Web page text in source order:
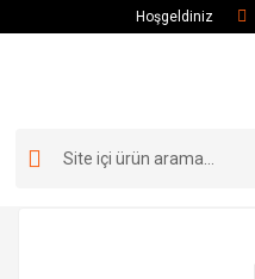
Hoşgeldiniz